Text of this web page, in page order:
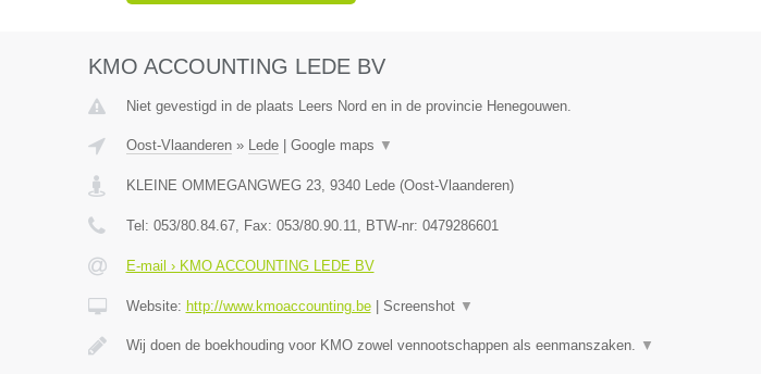
KMO ACCOUNTING LEDE BV
Niet gevestigd in de plaats Leers Nord en in de provincie Henegouwen.
Oost-Vlaanderen» Lede| Google maps ▼
KLEINE OMMEGANGWEG 23, 9340 Lede(Oost-Vlaanderen)
Tel: 053/80.84.67, Fax: 053/80.90.11, BTW-nr: 0479286601
E-mail › KMO ACCOUNTING LEDE BV
Website: http://www.kmoaccounting.be| Screenshot ▼
Wij doen de boekhouding voor KMO zowel vennootschappen als eenmanszaken. ▼